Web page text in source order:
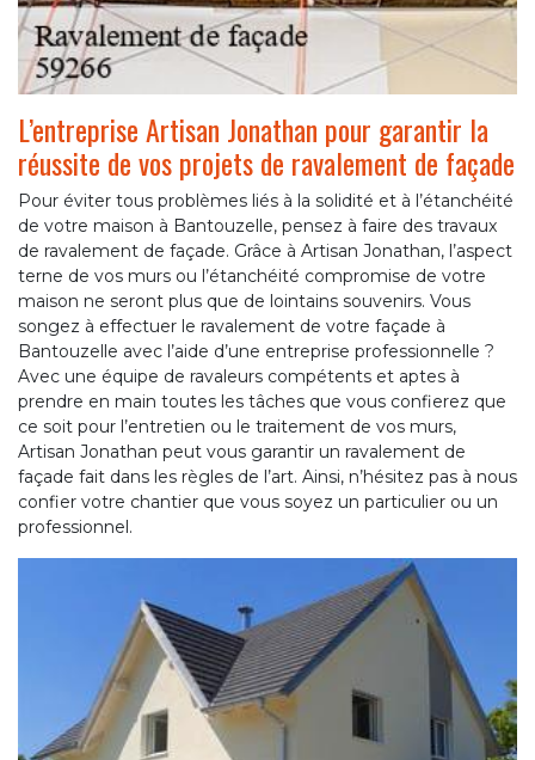
L’entreprise Artisan Jonathan pour garantir la
réussite de vos projets de ravalement de façade
Pour éviter tous problèmes liés à la solidité et à l’étanchéité
de votre maison à Bantouzelle, pensez à faire des travaux
de ravalement de façade. Grâce à Artisan Jonathan, l’aspect
terne de vos murs ou l’étanchéité compromise de votre
maison ne seront plus que de lointains souvenirs. Vous
songez à effectuer le ravalement de votre façade à
Bantouzelle avec l’aide d’une entreprise professionnelle ?
Avec une équipe de ravaleurs compétents et aptes à
prendre en main toutes les tâches que vous confierez que
ce soit pour l’entretien ou le traitement de vos murs,
Artisan Jonathan peut vous garantir un ravalement de
façade fait dans les règles de l’art. Ainsi, n’hésitez pas à nous
confier votre chantier que vous soyez un particulier ou un
professionnel.